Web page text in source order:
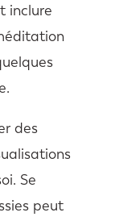
inclure
des
Se
peut